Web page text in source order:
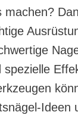
machen?
spezielle
Ideen